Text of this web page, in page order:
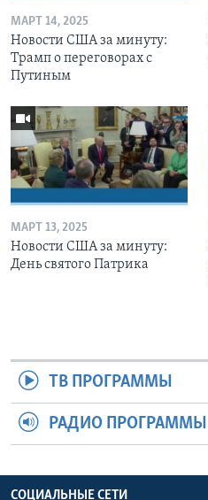
МАРТ 14, 2025
Новости США за минуту:
Трамп о переговорах с
Путиным
МАРТ 13, 2025
Новости США за минуту:
День святого Патрика
ТВ ПРОГРАММЫ
РАДИО ПРОГРАММЫ
СОЦИАЛЬНЫЕ СЕТИ